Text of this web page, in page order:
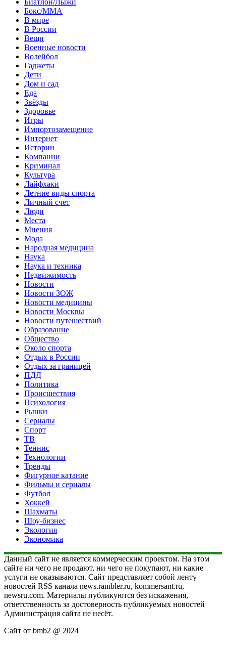
Бокс/MMA
В мире
В России
Вещи
Военные новости
Волейбол
Гаджеты
Дети
Дом и сад
Еда
Звёзды
Здоровье
Игры
Импортозамещение
Интернет
Истории
Компании
Криминал
Культура
Лайфхаки
Летние виды спорта
Личный счет
Люди
Места
Мнения
Мода
Народная медицина
Наука
Наука и техника
Недвижимость
Новости
Новости ЗОЖ
Новости медицины
Новости Москвы
Новости путешествий
Образование
Общество
Около спорта
Отдых в России
Отдых за границей
ПДД
Политика
Происшествия
Психология
Рынки
Сериалы
Спорт
ТВ
Теннис
Технологии
Тренды
Фигурное катание
Фильмы и сериалы
Футбол
Хоккей
Шахматы
Шоу-бизнес
Экология
Экономика
Данный сайт не является коммерческим проектом. На этом
сайте ни чего не продают, ни чего не покупают, ни какие
услуги не оказываются. Сайт представляет собой ленту
новостей RSS канала news.rambler.ru, kommersant.ru,
newsru.com. Материалы публикуются без искажения,
ответственность за достоверность публикуемых новостей
Администрация сайта не несёт.
Сайт от bmb2 @ 2024